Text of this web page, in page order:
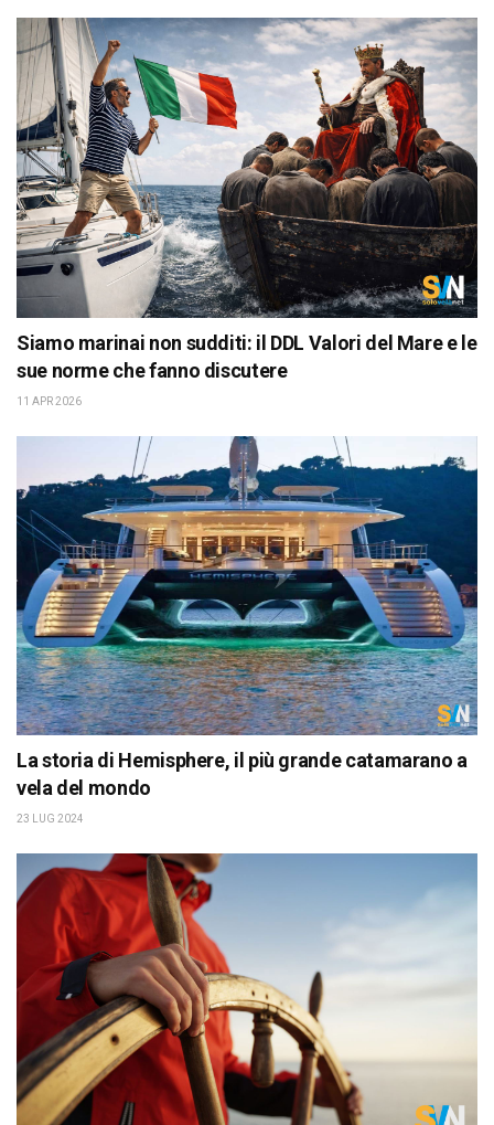
Siamo marinai non sudditi: il DDL Valori del Mare e le
sue norme che fanno discutere
11 APR 2026
La storia di Hemisphere, il più grande catamarano a
vela del mondo
23 LUG 2024